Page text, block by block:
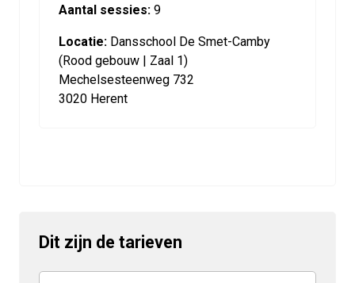
Aantal sessies: 9
Locatie: Dansschool De Smet-Camby
(Rood gebouw | Zaal 1)
Mechelsesteenweg 732
3020 Herent
Dit zijn de tarieven